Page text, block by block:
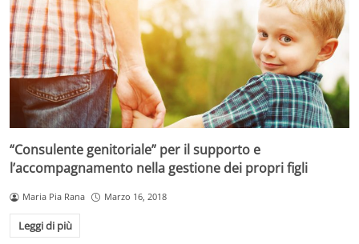
“Consulente genitoriale” per il supporto e
l’accompagnamento nella gestione dei propri figli
Maria Pia Rana Marzo 16, 2018
Leggi di più